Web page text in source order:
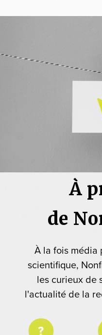
À
de
À la fois média
scientifique,
les curieux de
l'actualité de la